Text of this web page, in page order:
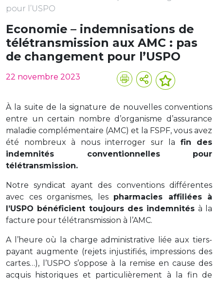
pour l’USPO
Economie – indemnisations de
télétransmission aux AMC : pas
de changement pour l’USPO
22 novembre 2023
À la suite de la signature de nouvelles conventions
entre un certain nombre d’organisme d’assurance
maladie complémentaire (AMC) et la FSPF, vous avez
été nombreux à nous interroger sur la fin des
indemnités conventionnelles pour
télétransmission.
Notre syndicat ayant des conventions différentes
avec ces organismes, les pharmacies affiliées à
l’USPO bénéficient toujours des indemnités à la
facture pour télétransmission à l’AMC.
A l’heure où la charge administrative liée aux tiers-
payant augmente (rejets injustifiés, impressions des
cartes…), l’USPO s’oppose à la remise en cause des
acquis historiques et particulièrement à la fin de